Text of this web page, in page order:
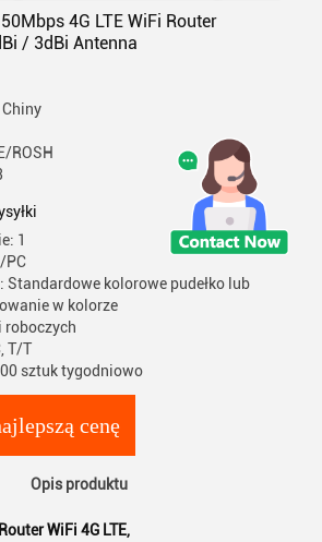
4G LTE WiFi Router
/ 3dBi Antenna
ROSH
1
PC
Standardowe kolorowe pudełko lub
w kolorze
roboczych
T/T
sztuk tygodniowo
cenę
Opis produktu
WiFi 4G LTE,